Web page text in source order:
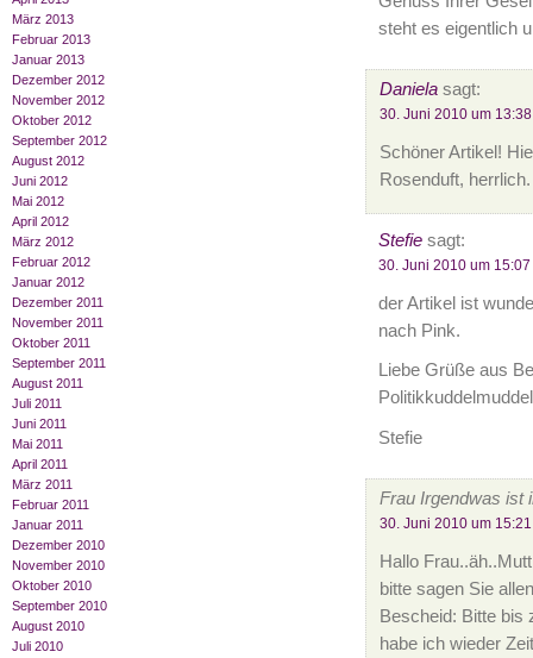
März 2013
Februar 2013
Januar 2013
Dezember 2012
November 2012
Oktober 2012
September 2012
August 2012
Juni 2012
Mai 2012
April 2012
März 2012
Februar 2012
Januar 2012
Dezember 2011
November 2011
Oktober 2011
September 2011
August 2011
Juli 2011
Juni 2011
Mai 2011
April 2011
März 2011
Februar 2011
Januar 2011
Dezember 2010
November 2010
Oktober 2010
September 2010
August 2010
Juli 2010
steht es eigentlich
Danielasagt:
30. Juni 2010 um 13:38
Schöner Artikel!
Rosenduft,
Stefiesagt:
30. Juni 2010 um 15:07
der Artikel ist
nach Pink.
Liebe Grüße aus
Stefie
Frau Irgendwas ist
30. Juni 2010 um 15:21
Hallo
bitte sagen Sie
Bescheid: Bitte bis
habe ich wieder